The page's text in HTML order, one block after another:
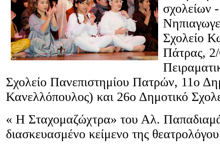
σχολείων
Σχολείο
Πάτρας,
Σχολείο Πανεπιστημίου Πατρών, 11ο
Κανελλόπουλος) και 26ο Δημοτικό
« Η Σταχομαζώχτρα» του Αλ.
διασκευασμένο κείμενο της